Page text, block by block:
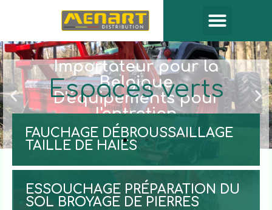
Importateur pour la
Belgique
D'équipements pour
l'entretien
Espaces verts
FAUCHAGE DÉBROUSSAILLAGE
TAILLE DE HAIES
ESSOUCHAGE PRÉPARATION DU
SOL BROYAGE DE PIERRES